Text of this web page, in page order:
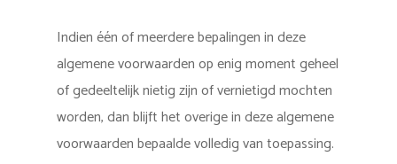
Indien één of meerdere bepalingen in deze
algemene voorwaarden op enig moment geheel
of gedeeltelijk nietig zijn of vernietigd mochten
worden, dan blijft het overige in deze algemene
voorwaarden bepaalde volledig van toepassing.